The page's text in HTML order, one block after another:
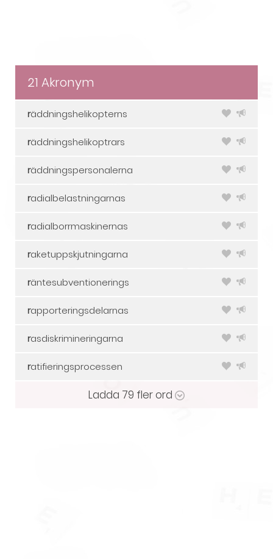
21 Akronym
räddningshelikopterns
räddningshelikoptrars
räddningspersonalerna
radialbelastningarnas
radialborrmaskinernas
raketuppskjutningarna
räntesubventionerings
rapporteringsdelarnas
rasdiskrimineringarna
ratifieringsprocessen
Ladda 79 fler ord